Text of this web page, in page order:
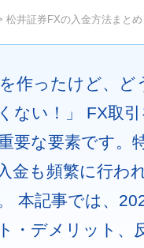
松井証券FXの入金方法まと
作ったけど、
ない！」 FX取
要な要素です。
金も頻繁に行わ
本記事では、
・デメリット、